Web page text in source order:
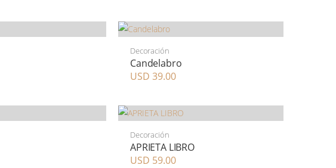
Decoración
Candelabro
USD 39.00
Decoración
APRIETA LIBRO
USD 59.00